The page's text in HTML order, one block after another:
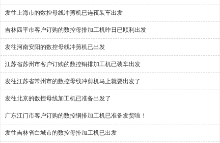
发往上海市的数控母线冲剪机已连夜装车出发
吉林四平市客户订购的数控母排加工机昨日已顺利出发
发往河南安阳的数控母线冲剪机已出发
江苏省苏州市客户订购的数控铜排加工机已装车出发
发往江苏省常州市的数控母线冲剪机马上就要出发了
发往北京的数控母线加工机已准备出发了
广东江门市客户订购的数控铜排加工机已准备发货啦！
发往吉林省白城市的数控母排加工机已出发